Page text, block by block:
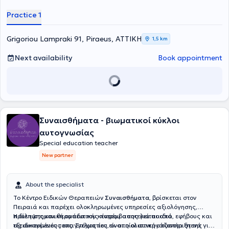
Practice 1
Grigoriou Lampraki 91, Piraeus, ΑΤΤΙΚΗ 1,5 km
Next availability Book appointment
Συναισθήματα - βιωματικοί κύκλοι
αυτογνωσίας
Special education teacher
New partner
About the specialist
Το Κέντρο Ειδικών Θεραπειών Συναισθήματα, βρίσκεται στον
Πειραιά και παρέχει ολοκληρωμένες υπηρεσίες αξιολόγησης,
πρόληψης και θεραπευτικής παρέμβασης για παιδιά, εφήβους και
τις οικογένειές τους. Στόχος του είναι η ολιστική υποστήριξη της
Η διεπιστημονική ομάδα του κέντρου αποτελείται από
εξειδικευμένους επαγγελματίες, οι οποίοι συνεργάζονται στενά για